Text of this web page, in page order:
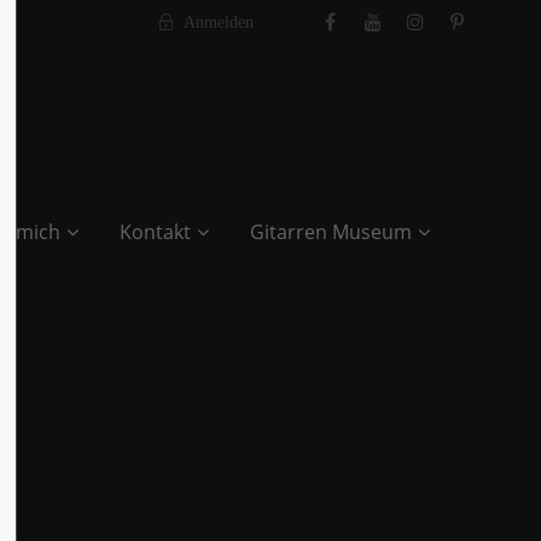
Anmelden
mich Kontakt Gitarren Museum